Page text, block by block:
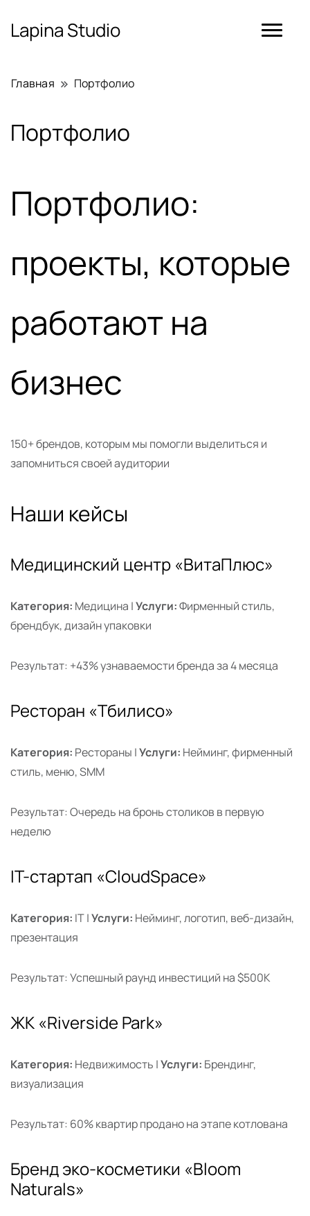
Lapina Studio
Главная Портфолио
Портфолио
Портфолио:
проекты, которые
работают на
бизнес
150+ брендов, которым мы помогли выделиться и
запомниться своей аудитории
Наши кейсы
Медицинский центр «ВитаПлюс»
Категория: Медицина |Услуги:Фирменный стиль,
брендбук, дизайн упаковки
Результат: +43% узнаваемости бренда за 4 месяца
Ресторан «Тбилисо»
Категория: Рестораны |Услуги: Нейминг, фирменный
стиль, меню, SMM
Результат: Очередь на бронь столиков в первую
неделю
IT-стартап «CloudSpace»
Категория: IT |Услуги: Нейминг, логотип, веб-дизайн,
презентация
Результат: Успешный раунд инвестиций на $500K
ЖК «Riverside Park»
Категория: Недвижимость |Услуги: Брендинг,
визуализация
Результат: 60% квартир продано на этапе котлована
Бренд эко-косметики «Bloom
Naturals»